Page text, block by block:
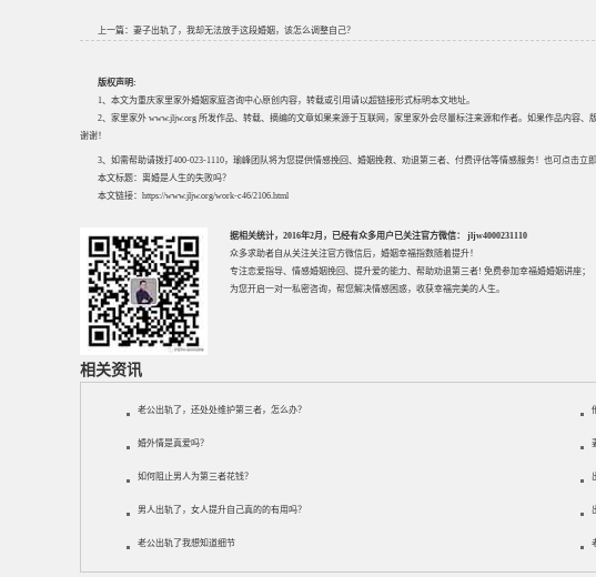
上一篇： 妻子出轨了，我却无法放手这段婚姻，该怎么调整自己？
版权声明:
1、本文为重庆家里家外婚姻家庭咨询中心原创内容，转载或引用请以超链接形式标明本文地址。
2、家里家外 www.jljw.org 所发作品、转载、摘编的文章如果来源于互联网，家里家外会尽量标注来源和作者。如果作品内容、
谢谢！
3、如需帮助请拨打400-023-1110，瑜峰团队将为您提供情感挽回、婚姻挽救、劝退第三者、付费评估等情感服务！也可点击立
本文标题： 离婚是人生的失败吗？
本文链接： https://www.jljw.org/work-c46/2106.html
据相关统计，2016年2月，已经有众多用户已关注官方微信： jljw4000231110
众多求助者自从关注关注官方微信后，婚姻幸福指数随着提升！
专注恋爱指导、 情感婚姻挽回 、提升爱的能力、帮助劝退第三者! 免费参加幸福婚婚姻讲座；
为您开启一对一私密咨询，帮您解决情感困惑，收获幸福完美的人生。
相关资讯
老公出轨了，还处处维护第三者，怎么办？
婚外情是真爱吗？
如何阻止男人为第三者花钱？
男人出轨了，女人提升自己真的的有用吗？
老公出轨了我想知道细节